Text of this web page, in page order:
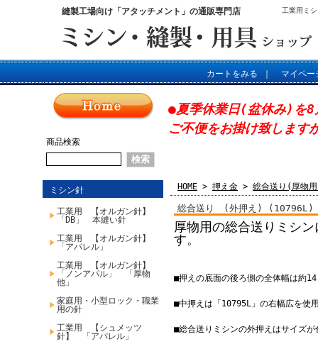
縫製工場向け「アタッチメント」の通販専門店 工業用ミ
カートをみる マイペー
商品検索
ミシン針
工業用 【オルガン針】
「DB」 本縫い針
工業用 【オルガン針】
「アパレル」
工業用 【オルガン針】
「ノンアパル」 「厚物
他」
家庭用・小型ロック・職業
用の針
工業用 【シュメッツ
針】 「アパレル」
●夏季休業日(盆休み)を
ご不便をお掛け致します
HOME > 押え金 > 総合送り(厚物
総合送り (外押え) (10796L)
厚物用の総合送りミシ
す。
■押えの底面の後ろ側の全体幅は約
■中押えは「10795L」の右幅広を使
■総合送りミシンの外押えはサイズ